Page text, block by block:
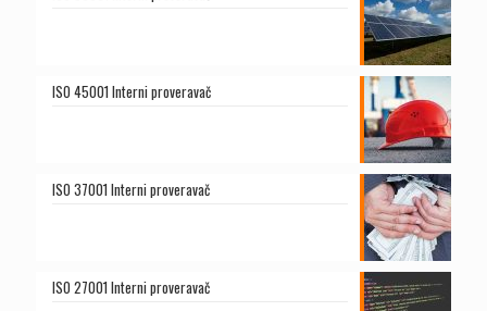
ISO 45001 Interni proveravač
ISO 37001 Interni proveravač
ISO 27001 Interni proveravač